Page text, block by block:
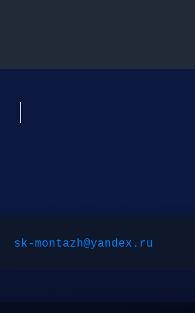
sk-montazh@yandex.ru